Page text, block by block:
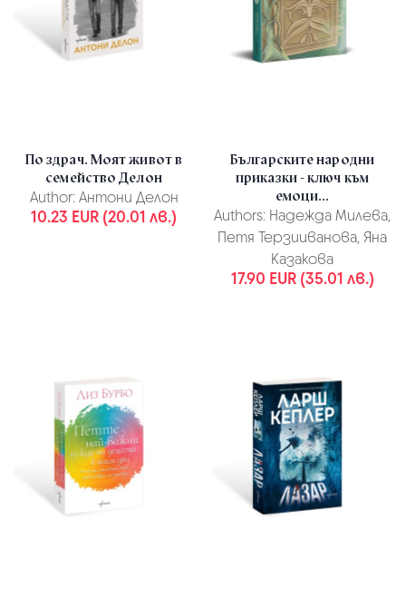
По здрач. Моят живот в
семейство Делон
Author: Антони Делон
10.23 EUR (20.01 лв.)
Българските народни
приказки - ключ към
емоци...
Authors: Надежда Милева,
Петя Терзииванова, Яна
Казакова
17.90 EUR (35.01 лв.)